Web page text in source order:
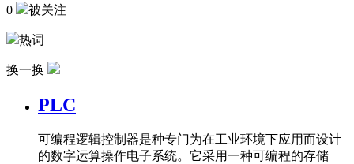
0 被关注
热词
换一换
PLC
可编程逻辑控制器是种专门为在工业环境下应用而设计
的数字运算操作电子系统。它采用一种可编程的存储